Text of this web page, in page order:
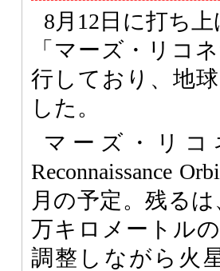
8月12日に打ち上
「マーズ・リコ
行しており、地
した。
マーズ・リコ
Reconnaissance
月の予定。残る
万キロメートル
調整しながら火